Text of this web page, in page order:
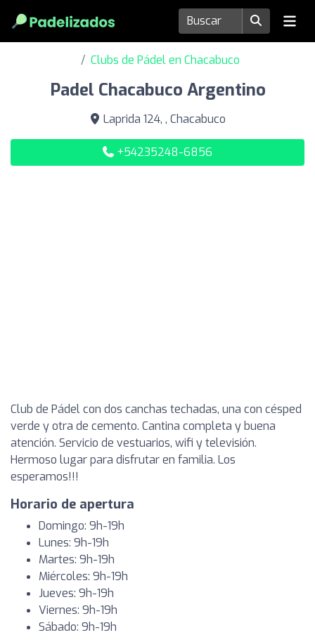
Clubs de Pádel en Chacabuco
Padel Chacabuco Argentino
Laprida 124, , Chacabuco
+54235248-6856
Club de Pádel con dos canchas techadas, una con césped
verde y otra de cemento. Cantina completa y buena
atención. Servicio de vestuarios, wifi y televisión.
Hermoso lugar para disfrutar en familia. Los
esperamos!!!
Horario de apertura
Domingo: 9h-19h
Lunes: 9h-19h
Martes: 9h-19h
Miércoles: 9h-19h
Jueves: 9h-19h
Viernes: 9h-19h
Sábado: 9h-19h